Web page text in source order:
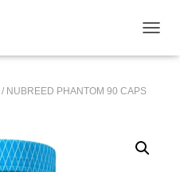
/ NUBREED PHANTOM 90 CAPS